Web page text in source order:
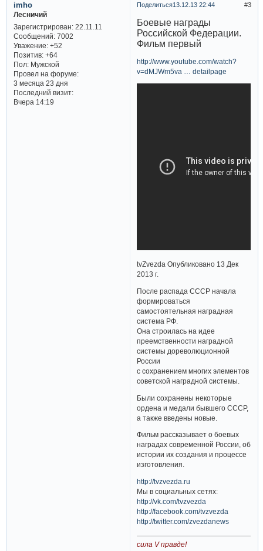
Поделиться 3
13.12.13 22:44
imho
Лесничий
Зарегистрирован: 22.11.11
Сообщений:7002
Уважение: +52
Позитив: +64
Пол:Мужской
Провел на форуме:
3 месяца 23 дня
Последний визит:
Вчера 14:19
Боевые награды
Российской Федерации.
Фильм первый
http://www.youtube.com/watch?
v=dMJWm5va … detailpage
tvZvezda Опубликовано 13 Дек
2013 г.
После распада СССР начала
формироваться
самостоятельная наградная
система РФ.
Она строилась на идее
преемственности наградной
системы дореволюционной
России
с сохранением многих элементов
советской наградной системы.
Были сохранены некоторые
ордена и медали бывшего СССР,
а также введены новые.
Фильм рассказывает о боевых
наградах современной России, об
истории их создания и процессе
изготовления.
http://tvzvezda.ru
Мы в социальных сетях:
http://vk.com/tvzvezda
http://facebook.com/tvzvezda
http://twitter.com/zvezdanews
сила V правде!